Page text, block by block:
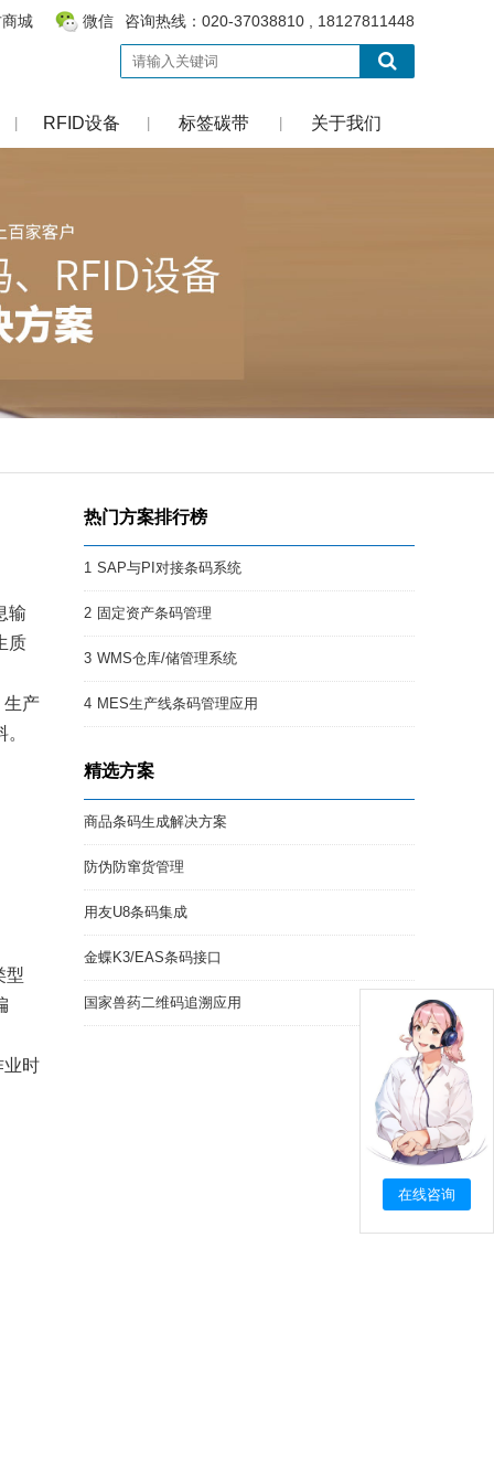
城 微信 咨询热线：020-37038810 , 18127811448
RFID设备 标签碳带 关于我们
输
质
生产
型
业时
热门方案排行榜
1 SAP与PI对接条码系统
2 固定资产条码管理
3 WMS仓库/储管理系统
4 MES生产线条码管理应用
精选方案
商品条码生成解决方案
防伪防窜货管理
用友U8条码集成
金蝶K3/EAS条码接口
国家兽药二维码追溯应用
在线咨询